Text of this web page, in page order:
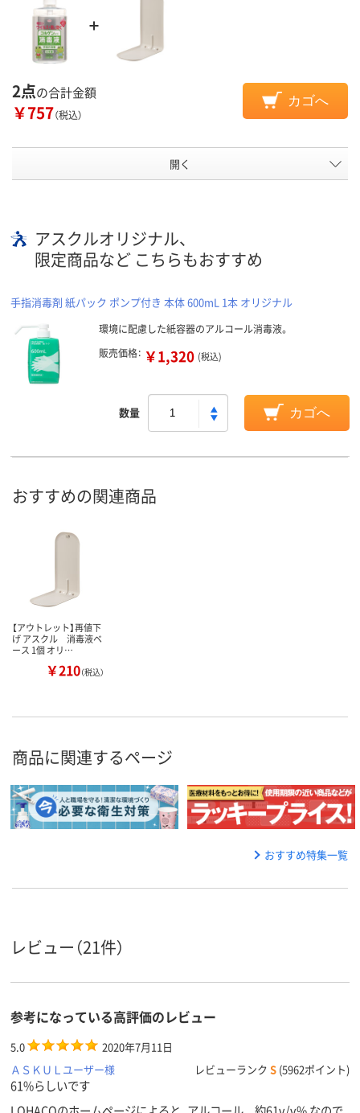
2点の合計金額
￥757（税込）
カゴへ
開く
アスクルオリジナル、
限定商品など こちらもおすすめ
手指消毒剤 紙パック ポンプ付き 本体 600mL 1本 オリジナル
環境に配慮した紙容器のアルコール消毒液。
販売価格： ￥1,320 (税込)
数量 カゴへ
おすすめの関連商品
【アウトレット】再値下
げ アスクル 消毒液ベ
ース 1個 オリ…
￥210（税込）
商品に関連するページ
おすすめ特集一覧
レビュー（21件）
参考になっている高評価のレビュー
5.0
2020年7月11日
ＡＳＫＵＬユーザー様
レビューランク S (5962ポイント)
61%らしいです